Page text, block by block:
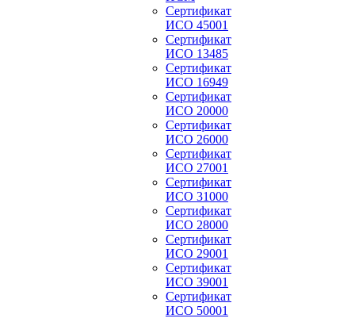
Сертификат
ИСО 45001
Сертификат
ИСО 13485
Сертификат
ИСО 16949
Сертификат
ИСО 20000
Сертификат
ИСО 26000
Сертификат
ИСО 27001
Сертификат
ИСО 31000
Сертификат
ИСО 28000
Сертификат
ИСО 29001
Сертификат
ИСО 39001
Сертификат
ИСО 50001